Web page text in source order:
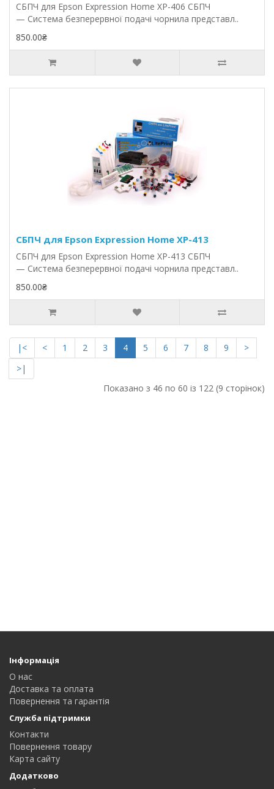
СБПЧ для Epson Expression Home XP-406 СБПЧ
— Система безперервної подачі чорнила представл..
850.00₴
СБПЧ для Epson Expression Home XP-413
СБПЧ для Epson Expression Home XP-413 СБПЧ
— Система безперервної подачі чорнила представл..
850.00₴
|< < 1 2 3 4 5 6 7 8 9
>
>|
Показано з 46 по 60 із 122 (9 сторінок)
Інформація
О нас
Доставка та оплата
Повернення та гарантія
Служба підтримки
Контакти
Повернення товару
Карта сайту
Додатково